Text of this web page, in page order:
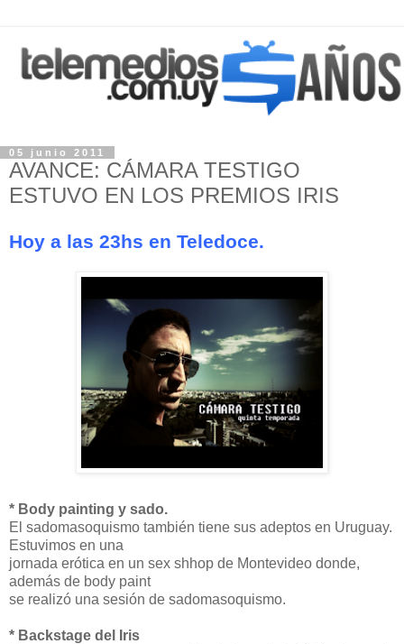
05 junio 2011
AVANCE: CÁMARA TESTIGO
ESTUVO EN LOS PREMIOS IRIS
Hoy a las 23hs en Teledoce.
* Body painting y sado.
El sadomasoquismo también tiene sus adeptos en Uruguay.
Estuvimos en una
jornada erótica en un sex shhop de Montevideo donde,
además de body paint
se realizó una sesión de sadomasoquismo.
* Backstage del Iris